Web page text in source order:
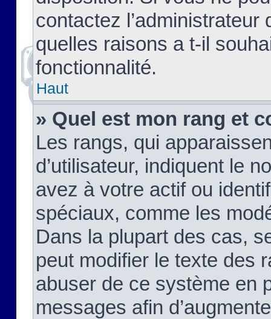
contactez
quelles raisons a t-il
fonctionnalité.
Haut
» Quel est mon rang et
Les rangs, qui
d’utilisateur, indiquent le
avez à votre actif ou
spéciaux, comme les
Dans la plupart des cas,
peut modifier le texte des
abuser de ce système en
messages afin